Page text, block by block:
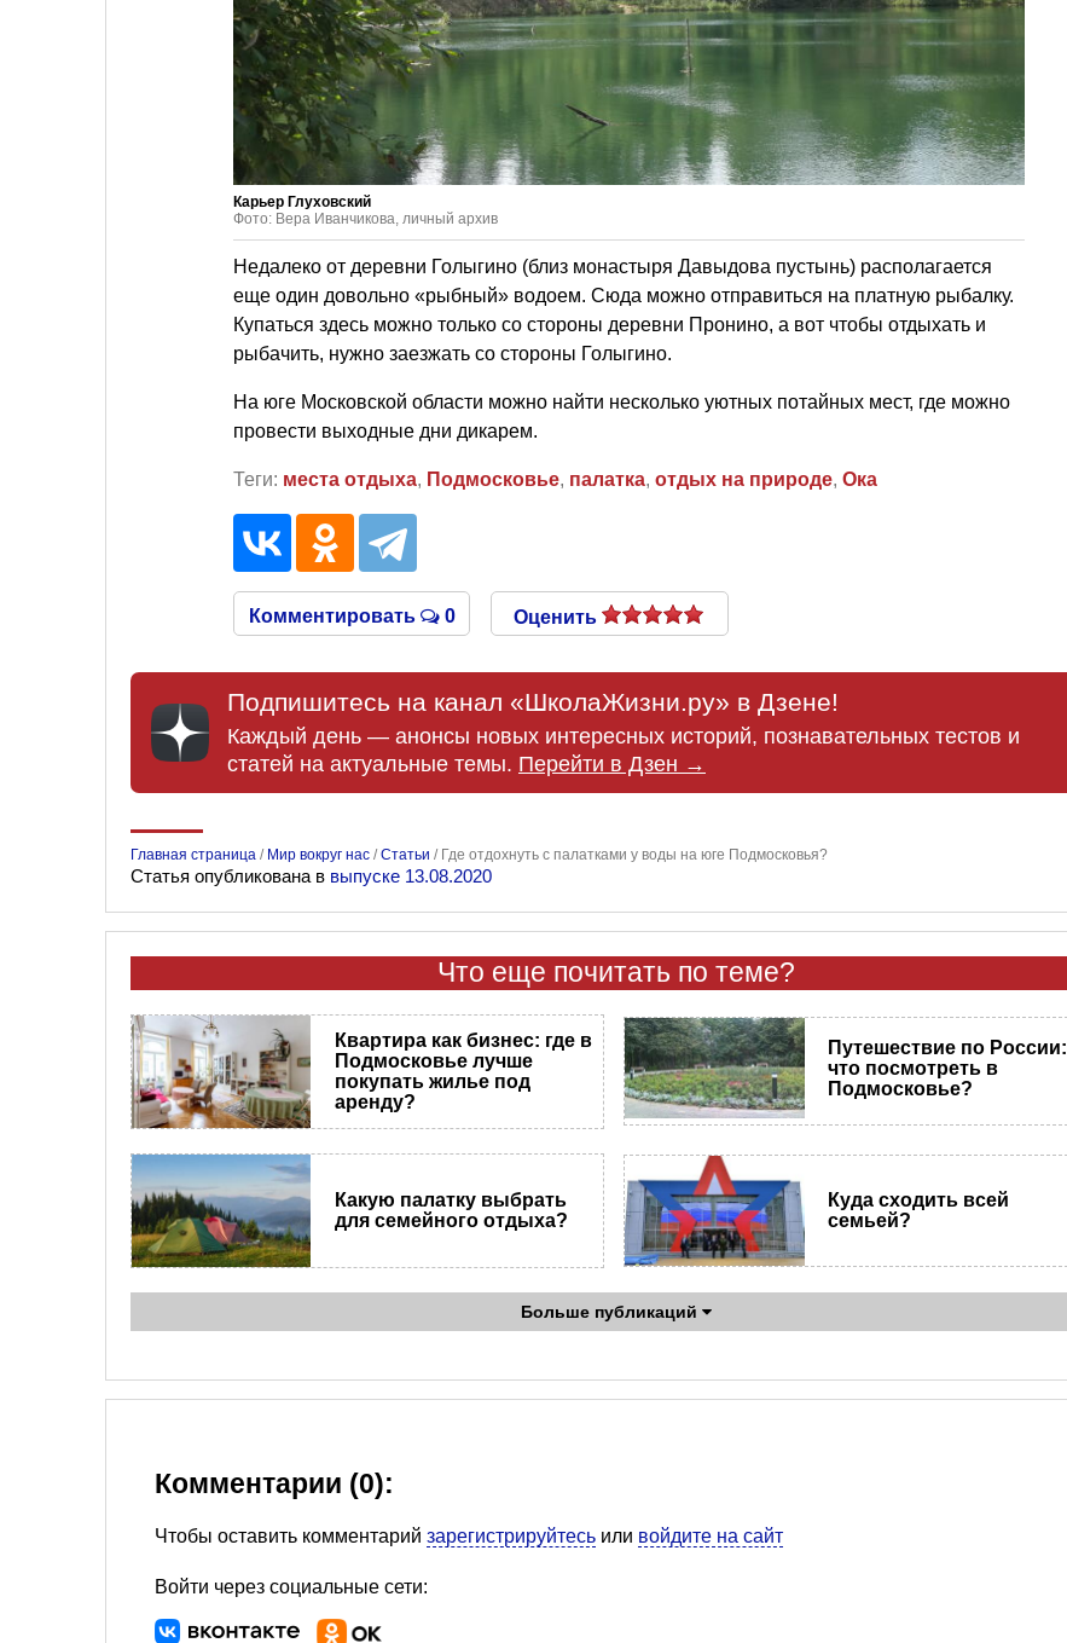
Карьер Глуховский
Фото: Вера Иванчикова, личный архив
Недалеко от деревни Голыгино (близ монастыря Давыдова пустынь) располагается
еще один довольно «рыбный» водоем. Сюда можно отправиться на платную рыбалку.
Купаться здесь можно только со стороны деревни Пронино, а вот чтобы отдыхать и
рыбачить, нужно заезжать со стороны Голыгино.
На юге Московской области можно найти несколько уютных потайных мест, где можно
провести выходные дни дикарем.
Теги: места отдыха, Подмосковье, палатка, отдых на природе, Ока
Комментировать 0 Оценить
Подпишитесь на канал «ШколаЖизни.ру» в Дзене!
Каждый день — анонсы новых интересных историй, познавательных тестов и
статей на актуальные темы. Перейти в Дзен →
Главная страница / Мир вокруг нас /Статьи / Где отдохнуть с палатками у воды на юге Подмосковья?
Статья опубликована в выпуске 13.08.2020
Что еще почитать по теме?
Квартира как бизнес: где в
Подмосковье лучше
покупать жилье под
аренду?
Путешествие по России:
что посмотреть в
Подмосковье?
Какую палатку выбрать
для семейного отдыха?
Куда сходить всей
семьей?
Больше публикаций
Комментарии (0):
Чтобы оставить комментарий зарегистрируйтесь или войдите на сайт
Войти через социальные сети: